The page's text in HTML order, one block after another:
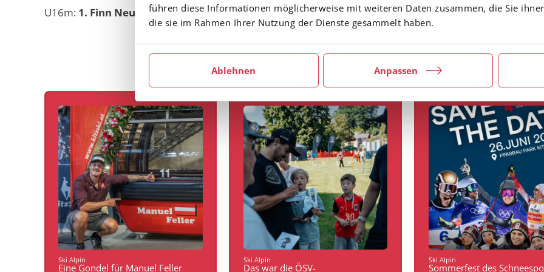
führen diese Informationen möglicherweise mit weiteren Daten zusammen, die Sie
die sie im Rahmen Ihrer Nutzung der Dienste gesammelt haben.
Ablehnen Anpassen
U16m: 1. Finn Neururer(SC Mutters)
Ski Alpin
Eine Gondel für Manuel Feller
Ski Alpin
Das war die ÖSV-
Ski Alpin
Sommerfest des